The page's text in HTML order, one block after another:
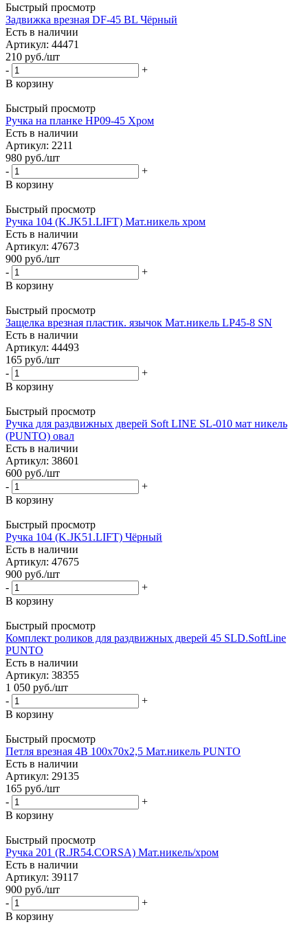
Быстрый просмотр
Задвижка врезная DF-45 BL Чёрный
Есть в наличии
Артикул: 44471
210 руб./шт
-
+
В корзину
Быстрый просмотр
Ручка на планке HP09-45 Хром
Есть в наличии
Артикул: 2211
980 руб./шт
-
+
В корзину
Быстрый просмотр
Ручка 104 (K.JK51.LIFT) Мат.никель хром
Есть в наличии
Артикул: 47673
900 руб./шт
-
+
В корзину
Быстрый просмотр
Защелка врезная пластик. язычок Мат.никель LP45-8 SN
Есть в наличии
Артикул: 44493
165 руб./шт
-
+
В корзину
Быстрый просмотр
Ручка для раздвижных дверей Soft LINE SL-010 мат никель
(PUNTO) овал
Есть в наличии
Артикул: 38601
600 руб./шт
-
+
В корзину
Быстрый просмотр
Ручка 104 (K.JK51.LIFT) Чёрный
Есть в наличии
Артикул: 47675
900 руб./шт
-
+
В корзину
Быстрый просмотр
Комплект роликов для раздвижных дверей 45 SLD.SoftLine
PUNTO
Есть в наличии
Артикул: 38355
1 050 руб./шт
-
+
В корзину
Быстрый просмотр
Петля врезная 4B 100х70х2,5 Мат.никель PUNTO
Есть в наличии
Артикул: 29135
165 руб./шт
-
+
В корзину
Быстрый просмотр
Ручка 201 (R.JR54.CORSA) Мат.никель/хром
Есть в наличии
Артикул: 39117
900 руб./шт
-
+
В корзину